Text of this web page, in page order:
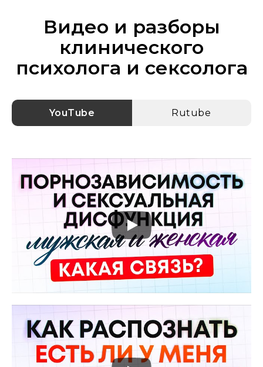
Видео и разборы
клинического
психолога и сексолога
YouTube Rutube